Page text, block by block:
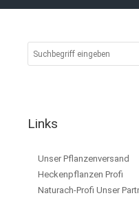
Links
Unser Pflanzenversand
Heckenpflanzen Profi
Naturach-Profi Unser